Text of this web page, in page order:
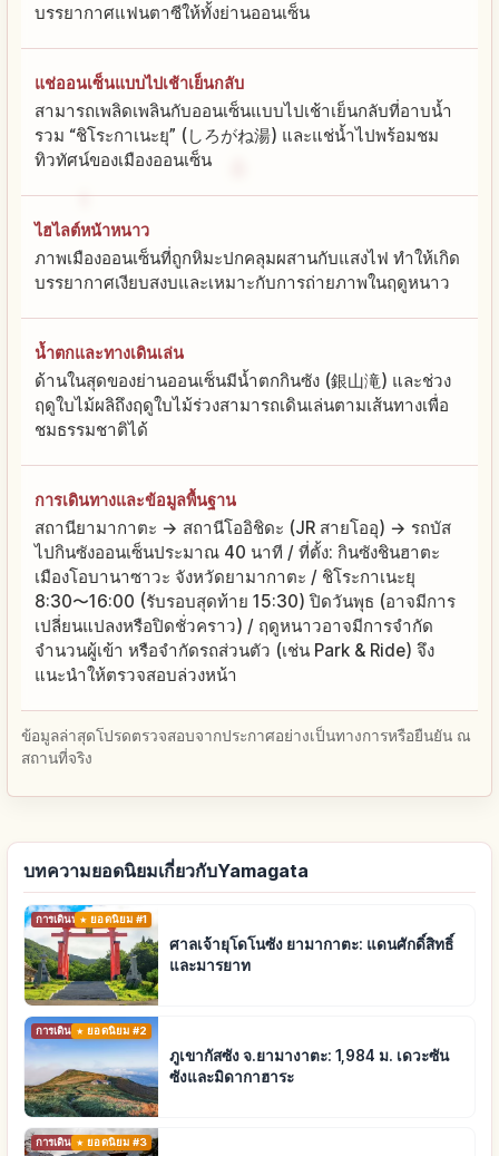
บรรยากาศแฟนตาซีให้ทั้งย่านออนเซ็น
แช่ออนเซ็นแบบไปเช้าเย็นกลับ
สามารถเพลิดเพลินกับออนเซ็นแบบไปเช้าเย็นกลับที่อาบน้ำ
รวม “ชิโระกาเนะยุ” (しろがね湯) และแช่น้ำไปพร้อมชม
ทิวทัศน์ของเมืองออนเซ็น
ไฮไลต์หน้าหนาว
ภาพเมืองออนเซ็นที่ถูกหิมะปกคลุมผสานกับแสงไฟ ทำให้เกิด
บรรยากาศเงียบสงบและเหมาะกับการถ่ายภาพในฤดูหนาว
น้ำตกและทางเดินเล่น
ด้านในสุดของย่านออนเซ็นมีน้ำตกกินซัง (銀山滝) และช่วง
ฤดูใบไม้ผลิถึงฤดูใบไม้ร่วงสามารถเดินเล่นตามเส้นทางเพื่อ
ชมธรรมชาติได้
การเดินทางและข้อมูลพื้นฐาน
สถานียามากาตะ → สถานีโออิชิดะ (JR สายโออุ) → รถบัส
ไปกินซังออนเซ็นประมาณ 40 นาที / ที่ตั้ง: กินซังชินฮาตะ
เมืองโอบานาซาวะ จังหวัดยามากาตะ / ชิโระกาเนะยุ
8:30〜16:00 (รับรอบสุดท้าย 15:30) ปิดวันพุธ (อาจมีการ
เปลี่ยนแปลงหรือปิดชั่วคราว) / ฤดูหนาวอาจมีการจำกัด
จำนวนผู้เข้า หรือจำกัดรถส่วนตัว (เช่น Park & Ride) จึง
แนะนำให้ตรวจสอบล่วงหน้า
ข้อมูลล่าสุดโปรดตรวจสอบจากประกาศอย่างเป็นทางการหรือยืนยัน ณ
สถานที่จริง
บทความยอดนิยมเกี่ยวกับYamagata
การเดินทาง ยอดนิยม #1
ศาลเจ้ายุโดโนซัง ยามากาตะ: แดนศักดิ์สิทธิ์
และมารยาท
การเดินทางยอดนิยม #2
ภูเขากัสซัง จ.ยามางาตะ: 1,984 ม. เดวะซัน
ซังและมิดากาฮาระ
การเดินทางยอดนิยม #3